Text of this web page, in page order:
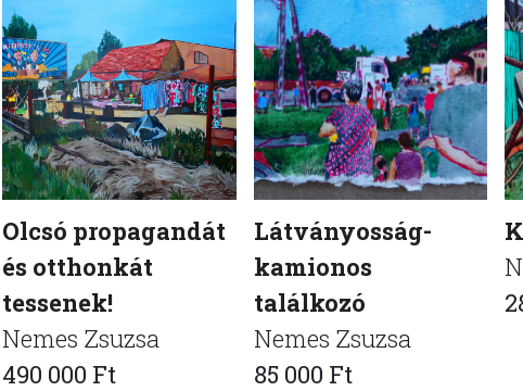
Olcsó propagandát
és otthonkát
tessenek!
Nemes Zsuzsa
490 000 Ft
Látványosság-
kamionos
találkozó
Nemes Zsuzsa
85 000 Ft